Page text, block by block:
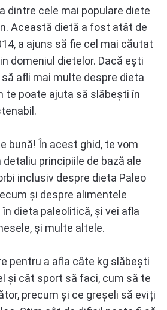
dintre cele mai populare diete
. Această dietă a fost atât de
a ajuns să fie cel mai căutat
domeniul dietelor. Dacă ești
afli mai multe despre dieta
te poate ajuta să slăbești în
bună! În acest ghid, te vom
principiile de bază ale
inclusiv despre dieta Paleo
și despre alimentele
dieta paleolitică, și vei afla
și multe altele.
pentru a afla câte kg slăbești
și cât sport să faci, cum să te
precum și ce greșeli să eviți